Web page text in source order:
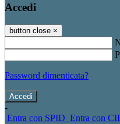
Accedi
button close ×
Password dimenticata?
-
Entra con SPID Entra con